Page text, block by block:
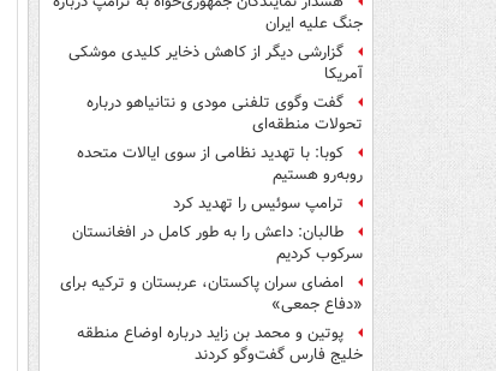
جنگ علیه ایران
گزارشی دیگر از کاهش ذخایر کلیدی موشکی
آمریکا
گفت وگوی تلفنی مودی و نتانیاهو درباره
تحولات منطقه‌ای
کوبا: با تهدید نظامی از سوی ایالات متحده
روبه‌رو هستیم
ترامپ سوئیس را تهدید کرد
طالبان: داعش را به طور کامل در افغانستان
سرکوب کردیم
امضای سران پاکستان، عربستان و ترکیه برای
«دفاع جمعی»
پوتین و محمد بن زاید درباره اوضاع منطقه
خلیج فارس گفت‌وگو کردند